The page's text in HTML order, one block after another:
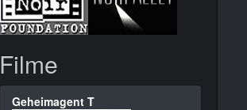
Filme
Geheimagent T